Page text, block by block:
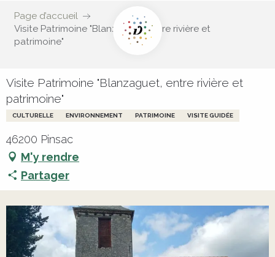
Page d’accueil
Visite Patrimoine "Blanzaguet, entre rivière et
patrimoine"
Visite Patrimoine "Blanzaguet, entre rivière et
patrimoine"
CULTURELLE ENVIRONNEMENT PATRIMOINE VISITE GUIDÉE
46200 Pinsac
M'y rendre
Partager